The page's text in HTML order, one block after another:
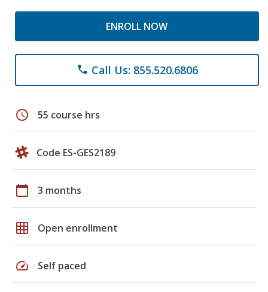
ENROLL NOW
phone Call Us: 855.520.6806
schedule 55 course hrs
Code ES-GES2189
calendar_today 3 months
grid_on Open enrollment
speed Self paced